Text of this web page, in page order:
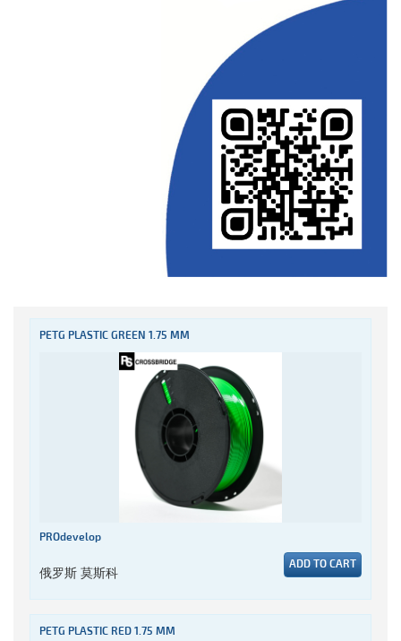
PETG PLASTIC GREEN 1.75 MM
PROdevelop
俄罗斯 莫斯科 ADD TO CART
PETG PLASTIC RED 1.75 MM